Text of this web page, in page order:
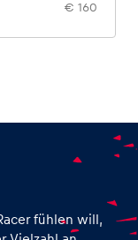
€ 160
fühlen will,